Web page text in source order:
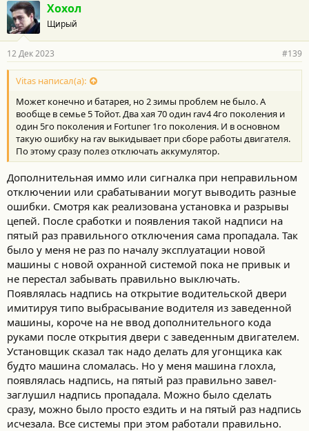
Хохол
Щирый
12 Дек 2023 #139
Vitas написал(а):
Может конечно и батарея, но 2 зимы проблем не было. А
вообще в семье 5 Тойот. Два хая 70 один rav4 4го поколения и
один 5го поколения и Fortuner 1го поколения. И в основном
такую ошибку на rav выкидывает при сборе работы двигателя.
По этому сразу полез отключать аккумулятор.
Дополнительная иммо или сигналка при неправильном
отключении или срабатывании могут выводить разные
ошибки. Смотря как реализована установка и разрывы
цепей. После сработки и появления такой надписи на
пятый раз правильного отключения сама пропадала. Так
было у меня не раз по началу эксплуатации новой
машины с новой охранной системой пока не привык и
не перестал забывать правильно выключать.
Появлялась надпись на открытие водительской двери
имитируя типо выбрасывание водителя из заведенной
машины, короче на не ввод дополнительного кода
руками после открытия двери с заведенным двигателем.
Установщик сказал так надо делать для угонщика как
будто машина сломалась. Но у меня машина глохла,
появлялась надпись, на пятый раз правильно завел-
заглушил надпись пропадала. Можно было сделать
сразу, можно было просто ездить и на пятый раз надпись
исчезала. Все системы при этом работали правильно.